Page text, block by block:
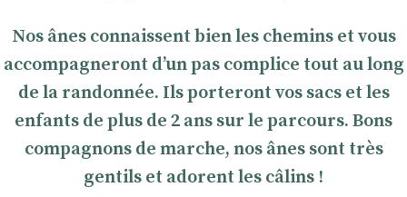
Nos ânes connaissent bien les chemins et vous
accompagneront dʼun pas complice tout au long
de la randonnée. Ils porteront vos sacs et les
enfants de plus de 2 ans sur le parcours. Bons
compagnons de marche, nos ânes sont très
gentils et adorent les câlins !